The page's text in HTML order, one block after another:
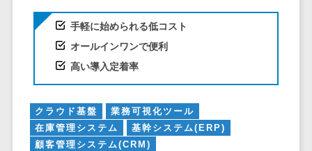
帳票作成サービス>
物流・流通向け
車両管理システム>
配送管理システム>
バース予約システム>
サービス
文書管理シス
テム
会議効率化ツ
ール
ナレッジ共有
ツール
手軽に始められる低コスト
オールインワンで便利
高い導入定着率
クラウド基盤
業務可視化ツール
在庫管理システム
基幹システム(ERP)
顧客管理システム(CRM)